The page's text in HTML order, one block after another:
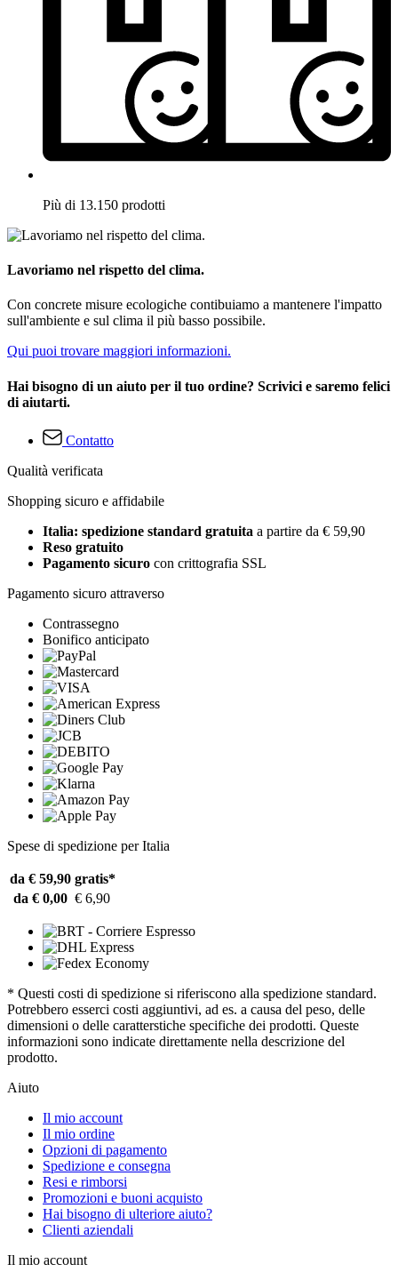
Più di 13.150 prodotti
Lavoriamo nel rispetto del clima.
Con concrete misure ecologiche contibuiamo a mantenere l'impatto
sull'ambiente e sul clima il più basso possibile.
Qui puoi trovare maggiori informazioni.
Hai bisogno di un aiuto per il tuo ordine? Scrivici e saremo felici
di aiutarti.
Contatto
Qualità verificata
Shopping sicuro e affidabile
Italia: spedizione standard gratuita a partire da € 59,90
Reso gratuito
Pagamento sicuro con crittografia SSL
Pagamento sicuro attraverso
Contrassegno
Bonifico anticipato
Spese di spedizione per Italia
da € 59,90 gratis*
da € 0,00 € 6,90
* Questi costi di spedizione si riferiscono alla spedizione standard.
Potrebbero esserci costi aggiuntivi, ad es. a causa del peso, delle
dimensioni o delle caratterstiche specifiche dei prodotti. Queste
informazioni sono indicate direttamente nella descrizione del
prodotto.
Aiuto
Il mio account
Il mio ordine
Opzioni di pagamento
Spedizione e consegna
Resi e rimborsi
Promozioni e buoni acquisto
Hai bisogno di ulteriore aiuto?
Clienti aziendali
Il mio account